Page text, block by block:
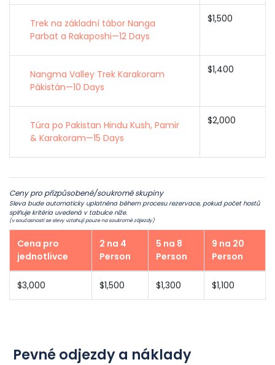
Trek na základní tábor Nanga
Parbat a Rakaposhi—12 Days
$1,500
Nangma Valley Trek Karakoram
Pákistán—10 Days
$1,400
Túra po Pakistan Hindu Kush, Pamir
& Karakoram—15 Days
$2,000
Ceny pro přizpůsobené/soukromé skupiny
Sleva bude automaticky uplatněna během procesu rezervace, pokud počet hostů
splňuje kritéria uvedená v tabulce níže.
(v současnosti se slevy vztahují pouze na soukromé zájezdy)
Cena pro
jednotlivce
2 na 4
Person
5 na 8
Person
9 na 20
Person
$3,000 $1,500 $1,300 $1,100
Pevné odjezdy a náklady